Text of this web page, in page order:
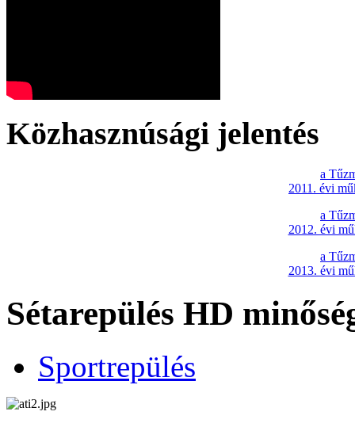
Közhasznúsági jelentés
a
2011. évi
a
2012. évi
a
2013. évi
Sétarepülés HD
Sportrepülés